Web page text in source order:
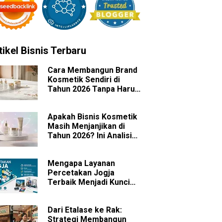
Bisnis Terbaru
Cara Membangun Brand
Kosmetik Sendiri di
Tahun 2026 Tanpa Harus
Apakah Bisnis Kosmetik
Masih Menjanjikan di
Tahun 2026? Ini Analisis
Mengapa Layanan
Percetakan Jogja
Terbaik Menjadi Kunci
Dari Etalase ke Rak:
Strategi Membangun